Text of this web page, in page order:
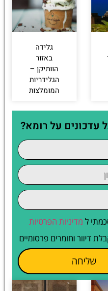
גלידה
באזור
הוותיקן –
הגלידריות
המומלצות
עדכונים על רומא?
ל מדיניות הפרטיות
דיוור וחומרים פרסומיים
שליחה